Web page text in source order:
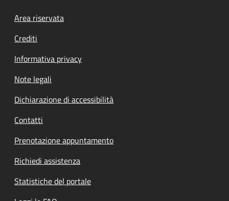
Footer menu
Area riservata
Crediti
Informativa privacy
Note legali
Dichiarazione di accessibilità
Contatti
Prenotazione appuntamento
Richiedi assistenza
Statistiche del portale